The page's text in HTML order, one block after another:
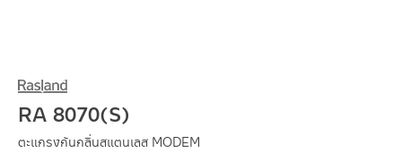
RA 8070(S)
ตะแกรงกันกลิ่นสแตนเลส MODEM